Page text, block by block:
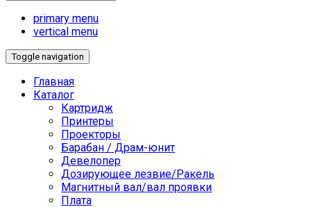
primary menu
vertical menu
Toggle navigation
Главная
Каталог
Картридж
Принтеры
Проекторы
Барабан / Драм-юнит
Девелопер
Дозирующее лезвие/Ракель
Магнитный вал/вал проявки
Плата